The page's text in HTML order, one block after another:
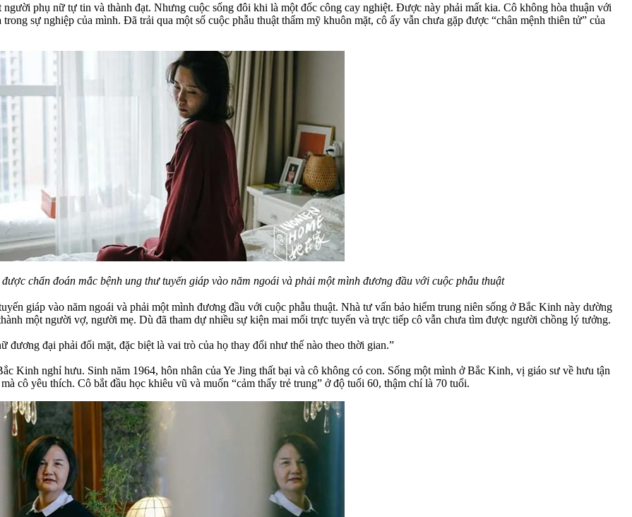
phụ nữ tự tin và thành đạt. Nhưng cuộc sống đôi khi là một đốc công cay nghiệt. Được này phải mất kia. Cô không hòa thuận với
sự nghiệp của mình. Đã trải qua một số cuộc phẫu thuật thẩm mỹ khuôn mặt, cô ấy vẫn chưa gặp được “chân mệnh thiên tử” của
chẩn đoán mắc bệnh ung thư tuyến giáp vào năm ngoái và phải một mình đương đầu với cuộc phẫu thuật
giáp vào năm ngoái và phải một mình đương đầu với cuộc phẫu thuật. Nhà tư vấn bảo hiểm trung niên sống ở Bắc Kinh này dường
một người vợ, người mẹ. Dù đã tham dự nhiều sự kiện mai mối trực tuyến và trực tiếp cô vẫn chưa tìm được người chồng lý tưởng.
đại phải đối mặt, đặc biệt là vai trò của họ thay đổi như thế nào theo thời gian.”
Kinh nghỉ hưu. Sinh năm 1964, hôn nhân của Ye Jing thất bại và cô không có con. Sống một mình ở Bắc Kinh, vị giáo sư về hưu tận
cô yêu thích. Cô bắt đầu học khiêu vũ và muốn “cảm thấy trẻ trung” ở độ tuổi 60, thậm chí là 70 tuổi.